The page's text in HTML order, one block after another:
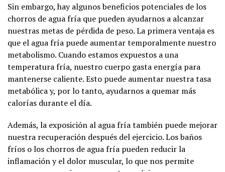
Sin embargo, hay algunos beneficios potenciales de los
chorros de agua fría que pueden ayudarnos a alcanzar
nuestras metas de pérdida de peso. La primera ventaja es
que el agua fría puede aumentar temporalmente nuestro
metabolismo. Cuando estamos expuestos a una
temperatura fría, nuestro cuerpo gasta energía para
mantenerse caliente. Esto puede aumentar nuestra tasa
metabólica y, por lo tanto, ayudarnos a quemar más
calorías durante el día.
Además, la exposición al agua fría también puede mejorar
nuestra recuperación después del ejercicio. Los baños
fríos o los chorros de agua fría pueden reducir la
inflamación y el dolor muscular, lo que nos permite